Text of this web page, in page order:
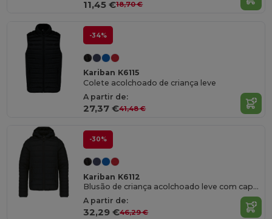
11,45 €18,70 €
-34%
Kariban K6115
Colete acolchoado de criança leve
A partir de:
27,37 €41,48 €
-30%
Kariban K6112
Blusão de criança acolchoado leve com capuz
A partir de:
32,29 €46,29 €